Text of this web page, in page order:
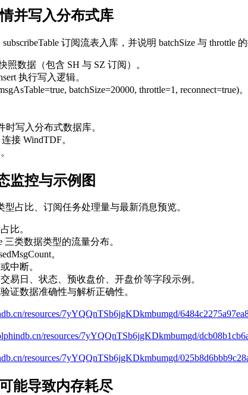
并写入分布式库
订阅流表入库，并说明 batchSize 与 throttle
照数据（包含 SH 与 SZ 订阅）。
执行写入逻辑。
batchSize=20000, throttle=1, reconnect=true)。
时写入分布式数据库。
接 WindTDF。
监控与示例图
占比、订阅任务处理量与最新消息预览。
比。
三类数据类型的流量分布。
。
中断。
易日、状态、预收盘价、开盘价等字段示例。
证数据准确性与解析正确性。
resources/7yYQQnTSb6jgKDkmbumgd/
resources/7yYQQnTSb6jgKDkmbumgd/
resources/7yYQQnTSb6jgKDkmbumgd/
能导致内存耗尽